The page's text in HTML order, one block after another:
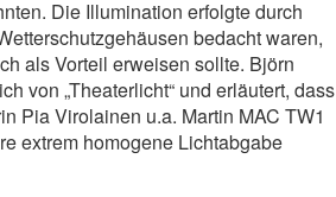
Die Illumination erfolgte durch
bedacht waren,
als Vorteil erweisen sollte. Björn
von „Theaterlicht“ und erläutert, dass
Pia Virolainen u.a. Martin MAC TW1
extrem homogene Lichtabgabe